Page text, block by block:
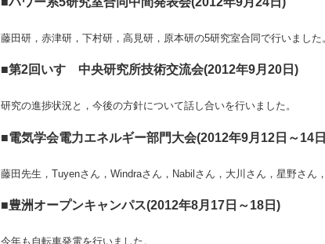
藤田研，赤津研，下村研，高見研，原本研の5研究室合同で行いまし
■第2回いすゞ中央研究所技術交流会(2012年9月20日)
研究の進捗状況と，今後の方針について話し合いを行いました。
■電気学会電力エネルギー部門大会(2012年9月12日～14
藤田先生，Tuyenさん，Windraさん，Nabilさん，大川さん，星野さん
■豊洲オープンキャンパス(2012年8月17日～18日)
今年も自転車発電を行いました。